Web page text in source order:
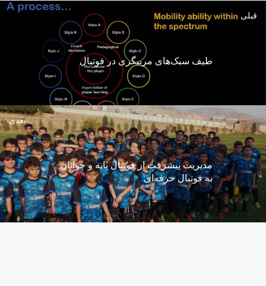
قبلی
طیف سبک‌های مربیگری در فوتبال
بعدی
مدیریت پیشرفت از فوتبال پایه و جوانان
به فوتبال حرفه‌ای